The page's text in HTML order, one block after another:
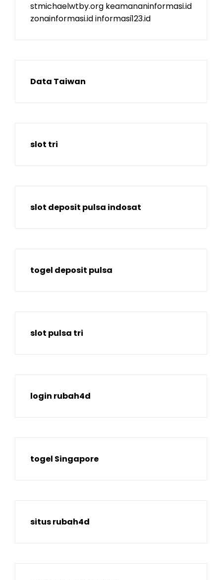
stmichaelwtby.org keamananinformasi.id
zonainformasi.idinformasi123.id
Data Taiwan
slot tri
slot deposit pulsa indosat
togel deposit pulsa
slot pulsa tri
login rubah4d
togel Singapore
situs rubah4d